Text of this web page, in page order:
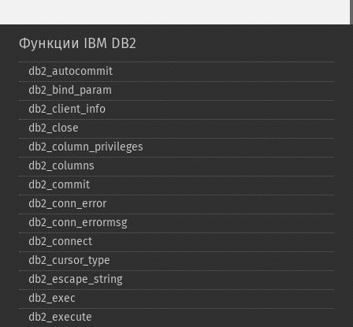
Функции IBM DB2
db2_​autocommit
db2_​bind_​param
db2_​client_​info
db2_​close
db2_​column_​privileges
db2_​columns
db2_​commit
db2_​conn_​error
db2_​conn_​errormsg
db2_​connect
db2_​cursor_​type
db2_​escape_​string
db2_​exec
db2_​execute